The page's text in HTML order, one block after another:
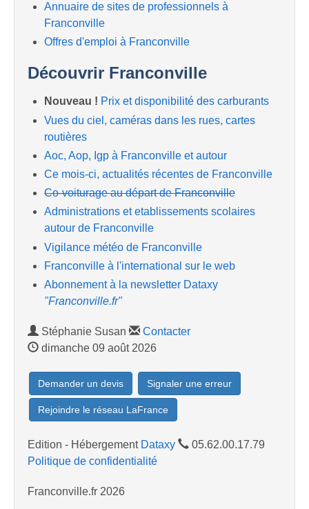
Annuaire de sites de professionnels à
Franconville
Offres d'emploi à Franconville
Découvrir Franconville
Nouveau ! Prix et disponibilité des carburants
Vues du ciel, caméras dans les rues, cartes
routières
Aoc, Aop, Igp à Franconville et autour
Ce mois-ci, actualités récentes de Franconville
Co-voiturage au départ de Franconville
Administrations et etablissements scolaires
autour de Franconville
Vigilance météo de Franconville
Franconville à l'international sur le web
Abonnement à la newsletter Dataxy
"Franconville.fr"
Stéphanie Susan
Contacter
dimanche 09 août 2026
Demander un devis Signaler une erreur
Rejoindre le réseau LaFrance
Edition - Hébergement Dataxy
05.62.00.17.79
Politique de confidentialité
Franconville.fr 2026